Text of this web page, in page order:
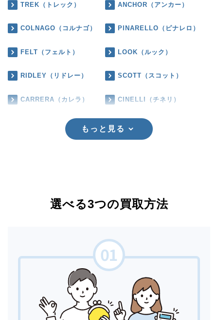
TREK（トレック） ANCHOR（アンカー）
COLNAGO（コルナゴ） PINARELLO（ピナレロ）
FELT（フェルト） LOOK（ルック）
RIDLEY（リドレー） SCOTT（スコット）
CARRERA（カレラ） CINELLI（チネリ）
もっと見る
選べる3つの買取方法